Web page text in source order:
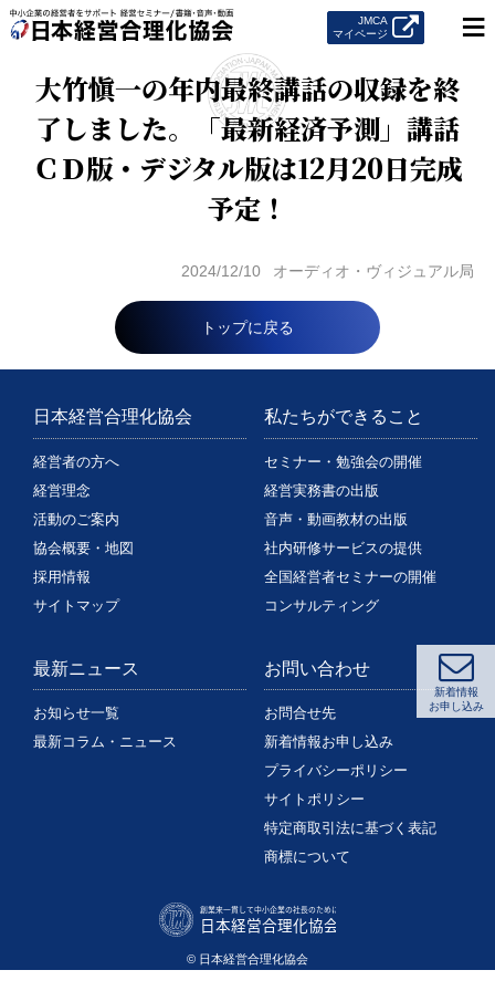
≡
JMCA
マイページ
大竹愼一の年内最終講話の収録を終
了しました。「最新経済予測」講話
ＣＤ版・デジタル版は12月20日完成
予定！
2024/12/10 オーディオ・ヴィジュアル局
トップに戻る
新着情報
お申し込み
日本経営合理化協会
経営者の方へ
経営理念
活動のご案内
協会概要・地図
採用情報
サイトマップ
私たちができること
セミナー・勉強会の開催
経営実務書の出版
音声・動画教材の出版
社内研修サービスの提供
全国経営者セミナーの開催
コンサルティング
最新ニュース
お知らせ一覧
最新コラム・ニュース
お問い合わせ
お問合せ先
新着情報お申し込み
プライバシーポリシー
サイトポリシー
特定商取引法に基づく表記
商標について
© 日本経営合理化協会